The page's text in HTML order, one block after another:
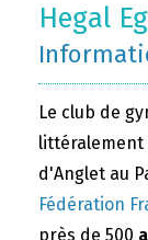
Hegal
Le club de
littéralement
d'Anglet au
Fédération
près de 500